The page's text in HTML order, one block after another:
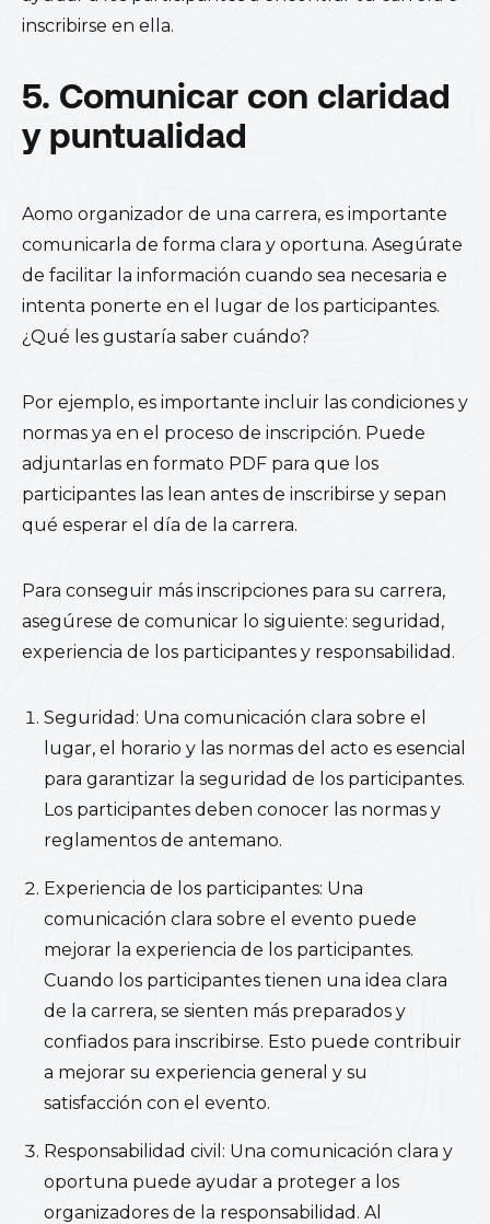
inscribirse en ella.
5. Comunicar con claridad
y puntualidad
Aomo organizador de una carrera, es importante
comunicarla de forma clara y oportuna. Asegúrate
de facilitar la información cuando sea necesaria e
intenta ponerte en el lugar de los participantes.
¿Qué les gustaría saber cuándo?
Por ejemplo, es importante incluir las condiciones y
normas ya en el proceso de inscripción. Puede
adjuntarlas en formato PDF para que los
participantes las lean antes de inscribirse y sepan
qué esperar el día de la carrera.
Para conseguir más inscripciones para su carrera,
asegúrese de comunicar lo siguiente: seguridad,
experiencia de los participantes y responsabilidad.
Seguridad: Una comunicación clara sobre el
lugar, el horario y las normas del acto es esencial
para garantizar la seguridad de los participantes.
Los participantes deben conocer las normas y
reglamentos de antemano.
Experiencia de los participantes: Una
comunicación clara sobre el evento puede
mejorar la experiencia de los participantes.
Cuando los participantes tienen una idea clara
de la carrera, se sienten más preparados y
confiados para inscribirse. Esto puede contribuir
a mejorar su experiencia general y su
satisfacción con el evento.
Responsabilidad civil: Una comunicación clara y
oportuna puede ayudar a proteger a los
organizadores de la responsabilidad. Al